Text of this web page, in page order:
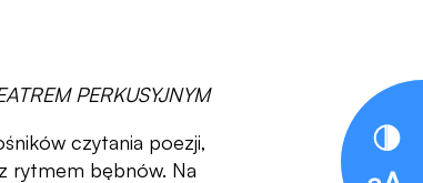
PERKUSYJNYM
czytania poezji,
rytmem bębnów. Na